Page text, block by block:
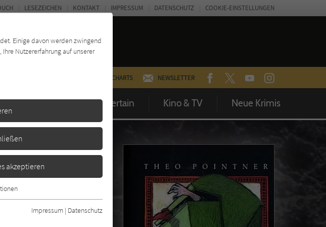
CHARTS NEWSLETTER FACEBOOKTWITTERYOUTUBEINSTAGRAM
Magazin Entertain Kino & TV Neue Krimis
LESEZEICHEN KONTAKT IMPRESSUM DATENSCHUTZ COOKIE-EINSTELLUNGEN
Einige davon werden zwingend
Nutzererfahrung auf unserer
akzeptieren
Funktionen der Webseite
einwandfrei
Impressum | Datenschutz